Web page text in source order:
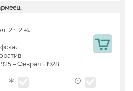
12 : 12 ¼
– Февраль 1928